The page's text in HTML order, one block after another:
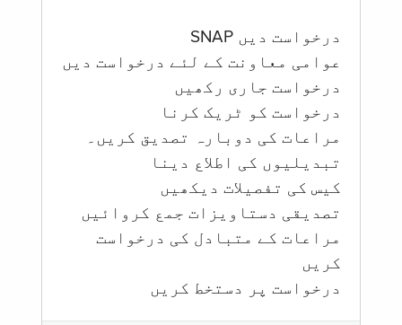
درخواست دیں SNAP
عوامی معاونت کے لئے درخواست دیں
درخواست جاری رکھیں
درخواست کو ٹریک کرنا
مراعات کی دوبارہ تصدیق کریں۔
تبدیلیوں کی اطلاع دینا
کیس کی تفصیلات دیکھیں
تصدیقی دستاویزات جمع کروائیں
مراعات کے متبادل کی درخواست
کریں
درخواست پر دستخط کریں